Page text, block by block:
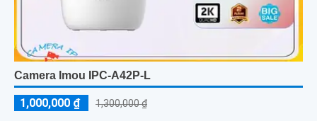
Camera Imou IPC-A42P-L
1,000,000 ₫ 1,300,000 ₫